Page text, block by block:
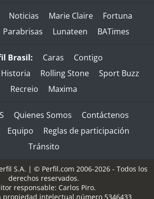
Noticias Marie Claire
Fortuna
Parabrisas Lunateen BATimes
Brasil: Caras
Contigo
Rolling Stone
Sport Buzz
Recreio
Maxima
Quienes Somos
Contáctenos
Equipo
Reglas de participación
Tránsito
S.A. | © Perfil.com 2006-2026 - Todos los
derechos reservados.
responsable: Carlos Piro.
propiedad intelectual número 5346433